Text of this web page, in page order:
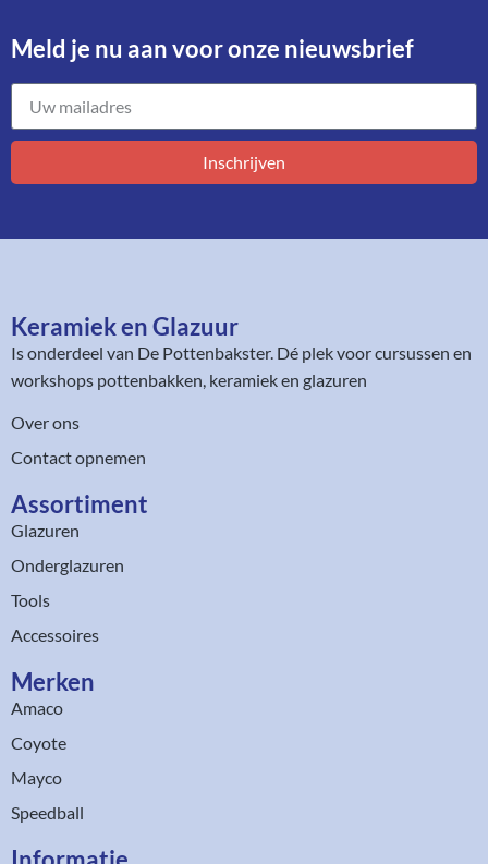
Meld je nu aan voor onze nieuwsbrief​
Inschrijven
Keramiek en Glazuur​
Is onderdeel van De Pottenbakster. Dé plek voor cursussen en
workshops pottenbakken, keramiek en glazuren
Over ons
Contact opnemen
Assortiment​
Glazuren
Onderglazuren
Tools
Accessoires
Merken
Amaco
Coyote
Mayco
Speedball